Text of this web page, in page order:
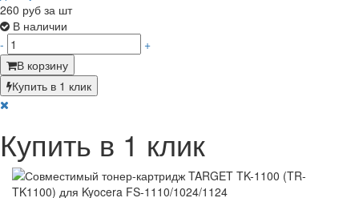
260 руб за шт
В наличии
-
+
В корзину
Купить в 1 клик
Купить в 1 клик